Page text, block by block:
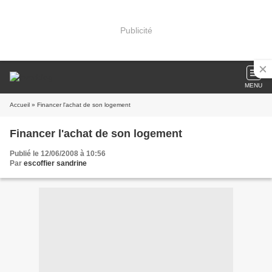
Publicité
MENU
Accueil » Financer l'achat de son logement
Financer l'achat de son logement
Publié le 12/06/2008 à 10:56
Par escoffier sandrine